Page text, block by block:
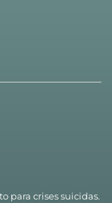
para crises suicidas.